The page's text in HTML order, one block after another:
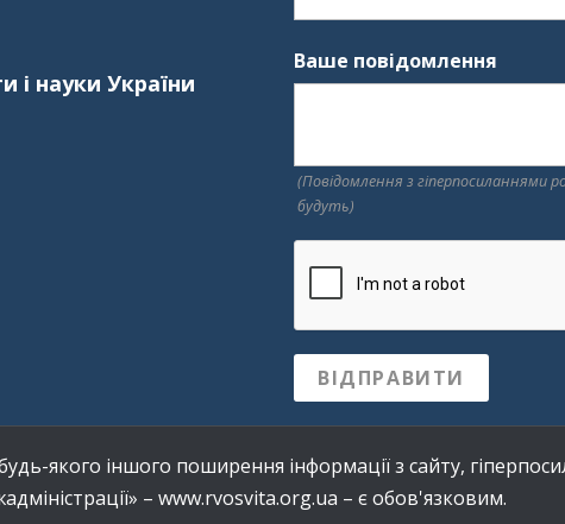
і науки України
Ваше повідомлення
(Повідомлення з гіперпосиланнями
будуть)
якого іншого поширення інформації з сайту,
– www.rvosvita.org.ua – є обов'язковим.